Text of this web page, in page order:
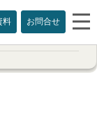
料 お問合せ